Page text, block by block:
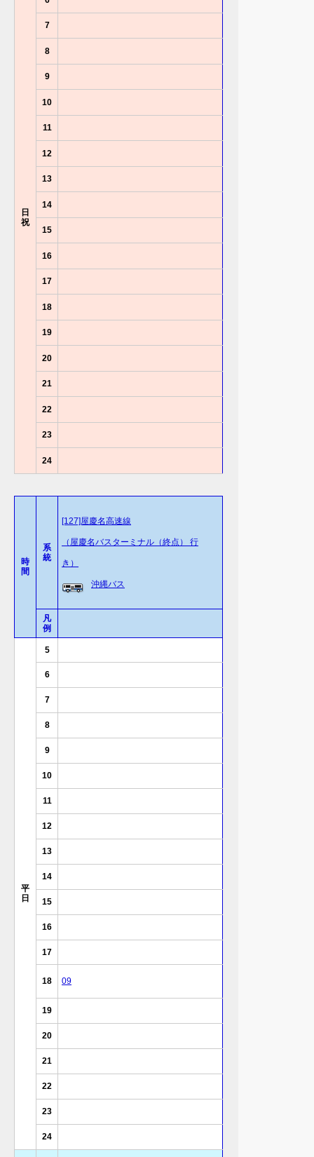
日
祝
7
8
9
10
11
12
13
14
15
16
17
18
19
20
21
22
23
24
時
間
系
統
[127]屋慶名高速線
（屋慶名バスターミナル（終点） 行
き）
沖縄バス
凡
例
平
日
5
6
7
8
9
10
11
12
13
14
15
16
17
18 09
19
20
21
22
23
24